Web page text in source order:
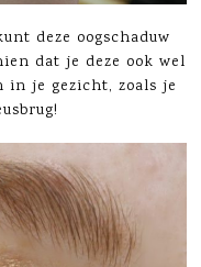
deze oogschaduw
dat je deze ook wel
in je gezicht, zoals je